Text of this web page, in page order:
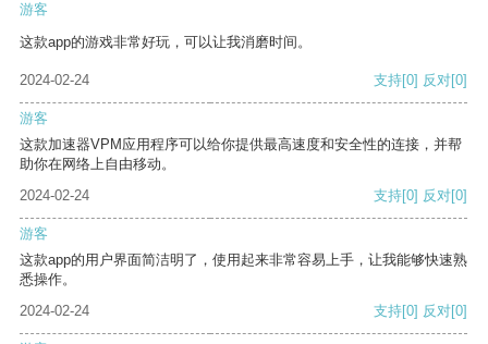
游客
这款app的游戏非常好玩，可以让我消磨时间。
2024-02-24 支持[0] 反对[0]
游客
这款加速器VPM应用程序可以给你提供最高速度和安全性的连接，并帮
助你在网络上自由移动。
2024-02-24
支持[0] 反对[0]
游客
这款app的用户界面简洁明了，使用起来非常容易上手，让我能够快速熟
悉操作。
2024-02-24
支持[0] 反对[0]